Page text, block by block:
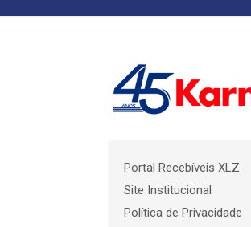
Portal Recebíveis XLZ
Site Institucional
Política de Privacidade